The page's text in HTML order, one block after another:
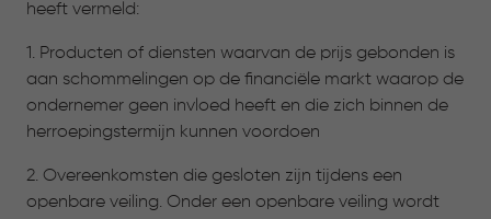
heeft vermeld:
1. Producten of diensten waarvan de prijs gebonden is
aan schommelingen op de financiële markt waarop de
ondernemer geen invloed heeft en die zich binnen de
herroepingstermijn kunnen voordoen
2. Overeenkomsten die gesloten zijn tijdens een
openbare veiling. Onder een openbare veiling wordt